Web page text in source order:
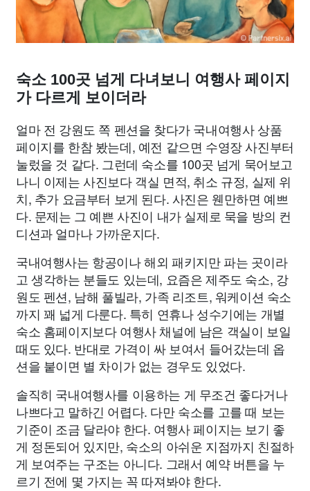
숙소 100곳 넘게 다녀보니 여행사 페이지
가 다르게 보이더라
얼마 전 강원도 쪽 펜션을 찾다가 국내여행사 상품
페이지를 한참 봤는데, 예전 같으면 수영장 사진부터
눌렀을 것 같다. 그런데 숙소를 100곳 넘게 묵어보고
나니 이제는 사진보다 객실 면적, 취소 규정, 실제 위
치, 추가 요금부터 보게 된다. 사진은 웬만하면 예쁘
다. 문제는 그 예쁜 사진이 내가 실제로 묵을 방의 컨
디션과 얼마나 가까운지다.
국내여행사는 항공이나 해외 패키지만 파는 곳이라
고 생각하는 분들도 있는데, 요즘은 제주도 숙소, 강
원도 펜션, 남해 풀빌라, 가족 리조트, 워케이션 숙소
까지 꽤 넓게 다룬다. 특히 연휴나 성수기에는 개별
숙소 홈페이지보다 여행사 채널에 남은 객실이 보일
때도 있다. 반대로 가격이 싸 보여서 들어갔는데 옵
션을 붙이면 별 차이가 없는 경우도 있었다.
솔직히 국내여행사를 이용하는 게 무조건 좋다거나
나쁘다고 말하긴 어렵다. 다만 숙소를 고를 때 보는
기준이 조금 달라야 한다. 여행사 페이지는 보기 좋
게 정돈되어 있지만, 숙소의 아쉬운 지점까지 친절하
게 보여주는 구조는 아니다. 그래서 예약 버튼을 누
르기 전에 몇 가지는 꼭 따져봐야 한다.